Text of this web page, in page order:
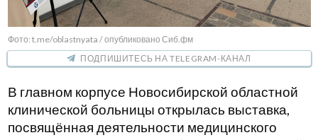
Фото: t.me/oblastnyata / опубликовано Сиб.фм
ПОДПИШИТЕСЬ НА TELEGRAM-КАНАЛ
В главном корпусе Новосибирской областной
клинической больницы открылась выставка,
посвящённая деятельности медицинского